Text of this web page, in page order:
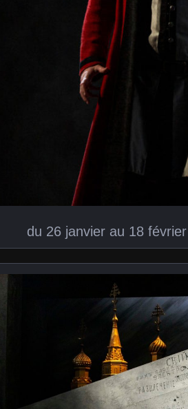
du 26 janvier au 18